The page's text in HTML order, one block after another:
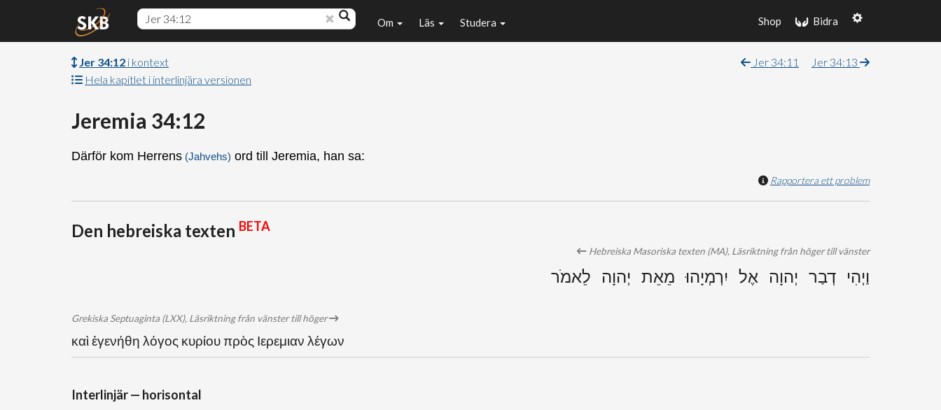
Bidra
Shop
Om Läs Studera
Jer 34:12 i kontext
Hela kapitlet i interlinjära versionen
Jer 34:11 Jer 34:13
Jeremia 34:12
Därför kom Herrens (Jahvehs) ord till Jeremia, han sa:
Rapportera ett problem
Den hebreiska texten BETA
Hebreiska Masoriska texten (MA), Läsriktning från höger till vänster
וַיְהִי דְבַר יְהוָה אֶל יִרְמְיָהוּ מֵאֵת יְהוָה לֵאמֹר
Grekiska Septuaginta (LXX), Läsriktning från vänster till höger
καὶ ἐγενήθη λόγος κυρίου πρὸς Ιερεμιαν λέγων
Interlinjär — horisontal